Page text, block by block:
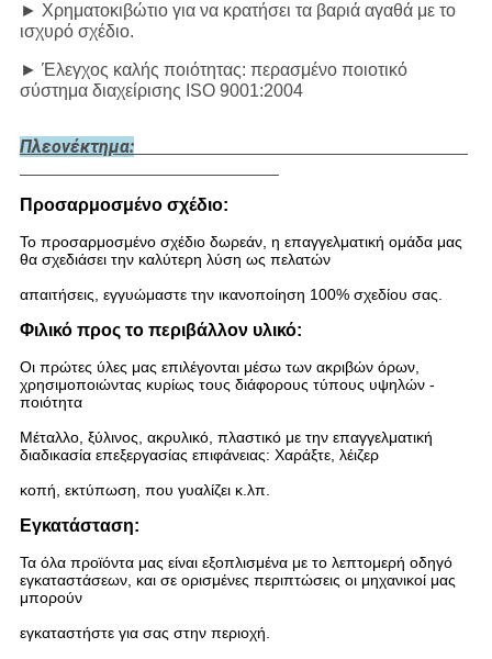
► Χρηματοκιβώτιο για να κρατήσει τα βαριά αγαθά με το
ισχυρό σχέδιο.
► Έλεγχος καλής ποιότητας: περασμένο ποιοτικό
σύστημα διαχείρισης ISO 9001:2004
Πλεονέκτημα:
Προσαρμοσμένο σχέδιο:
Το προσαρμοσμένο σχέδιο δωρεάν, η επαγγελματική ομάδα μας
θα σχεδιάσει την καλύτερη λύση ως πελατών
απαιτήσεις, εγγυώμαστε την ικανοποίηση 100% σχεδίου σας.
Φιλικό προς το περιβάλλον υλικό:
Οι πρώτες ύλες μας επιλέγονται μέσω των ακριβών όρων,
χρησιμοποιώντας κυρίως τους διάφορους τύπους υψηλών -
ποιότητα
Μέταλλο, ξύλινος, ακρυλικό, πλαστικό με την επαγγελματική
διαδικασία επεξεργασίας επιφάνειας: Χαράξτε, λέιζερ
κοπή, εκτύπωση, που γυαλίζει κ.λπ.
Εγκατάσταση:
Τα όλα προϊόντα μας είναι εξοπλισμένα με το λεπτομερή οδηγό
εγκαταστάσεων, και σε ορισμένες περιπτώσεις οι μηχανικοί μας
μπορούν
εγκαταστήστε για σας στην περιοχή.